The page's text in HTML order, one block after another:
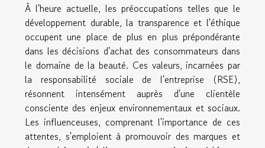
À l'heure actuelle, les préoccupations telles que le
développement durable, la transparence et l'éthique
occupent une place de plus en plus prépondérante
dans les décisions d'achat des consommateurs dans
le domaine de la beauté. Ces valeurs, incarnées par
la responsabilité sociale de l'entreprise (RSE),
résonnent intensément auprès d'une clientèle
consciente des enjeux environnementaux et sociaux.
Les influenceuses, comprenant l'importance de ces
attentes, s'emploient à promouvoir des marques et